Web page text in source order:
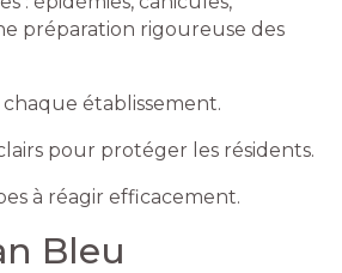
préparation rigoureuse des
chaque établissement.
pour protéger les résidents.
à réagir efficacement.
Bleu